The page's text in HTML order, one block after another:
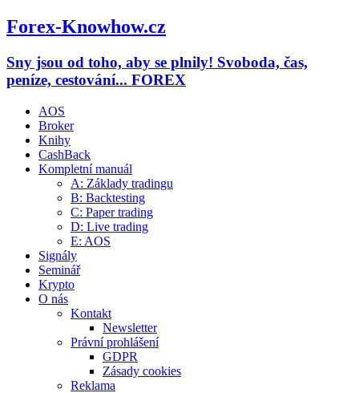
Forex-Knowhow.cz
Sny jsou od toho, aby se plnily! Svoboda, čas,
peníze, cestování... FOREX
AOS
Broker
Knihy
CashBack
Kompletní manuál
A: Základy tradingu
B: Backtesting
C: Paper trading
D: Live trading
E: AOS
Signály
Seminář
Krypto
O nás
Kontakt
Newsletter
Právní prohlášení
GDPR
Zásady cookies
Reklama